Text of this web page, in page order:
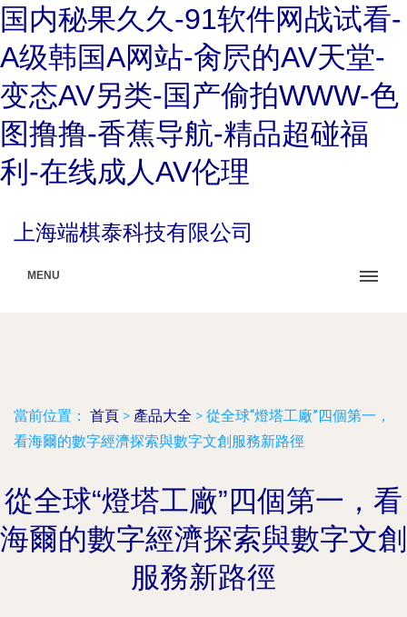
国内秘果久久-91软件网战试看-
A级韩国A网站-肏屄的AV天堂-
变态AV另类-国产偷拍WWW-色
图撸撸-香蕉导航-精品超碰福
利-在线成人AV伦理
上海端棋泰科技有限公司
MENU
當前位置： 首頁 > 產品大全 > 從全球“燈塔工廠”四個第一，
看海爾的數字經濟探索與數字文創服務新路徑
從全球“燈塔工廠”四個第一，看
海爾的數字經濟探索與數字文創
服務新路徑